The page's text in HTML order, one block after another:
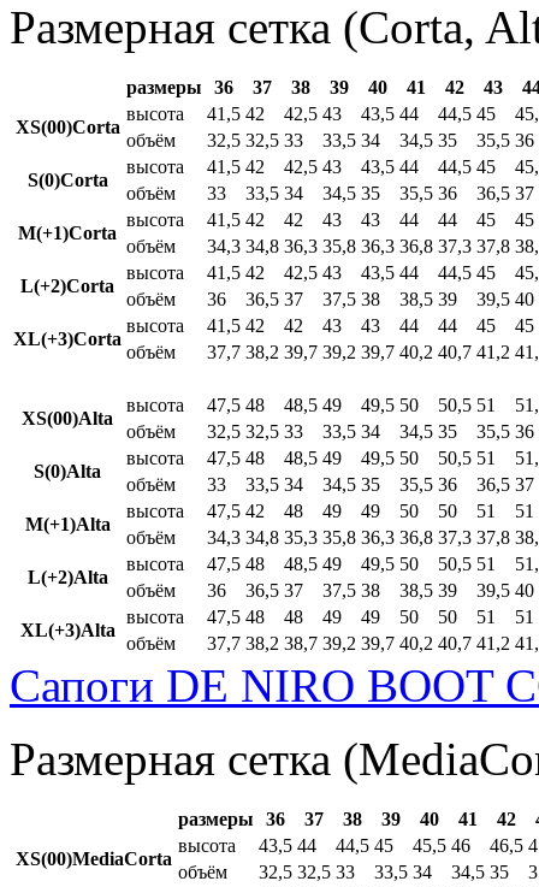
Размерная сетка (Corta,
размеры 36 37 38 39 40 41 42 43
XS(00)Corta
высота 41,5 42 42,5 43 43,5 44 44,5 45
объём
32,5 32,5 33 33,5 34 34,5 35 35,5 36
S(0)Corta
высота 41,5 42 42,5 43 43,5 44 44,5 45
объём
33 33,5 34 34,5 35 35,5 36 36,5 37
M(+1)Corta
высота 41,5 42 42 43 43 44 44 45
45
объём
34,3 34,8 36,3 35,8 36,3 36,8 37,3 37,8
L(+2)Corta
высота 41,5 42 42,5 43 43,5 44 44,5 45
объём
36 36,5 37 37,5 38 38,5 39 39,5 40
XL(+3)Corta
высота 41,5 42 42 43 43 44 44 45
45
объём
37,7 38,2 39,7 39,2 39,7 40,2 40,7 41,2
XS(00)Alta
высота 47,5 48 48,5 49 49,5 50 50,5 51
объём
32,5 32,5 33 33,5 34 34,5 35 35,5 36
S(0)Alta
высота 47,5 48 48,5 49 49,5 50 50,5 51
объём
33 33,5 34 34,5 35 35,5 36 36,5 37
M(+1)Alta
высота 47,5 42 48 49 49 50 50 51
51
объём
34,3 34,8 35,3 35,8 36,3 36,8 37,3 37,8
L(+2)Alta
высота 47,5 48 48,5 49 49,5 50 50,5 51
объём
36 36,5 37 37,5 38 38,5 39 39,5 40
XL(+3)Alta
высота 47,5 48 48 49 49 50 50 51
51
объём
37,7 38,2 38,7 39,2 39,7 40,2 40,7 41,2
Сапоги DE NIRO BOOT
Размерная сетка
размеры 36 37 38 39 40 41 42
XS(00)MediaCorta
высота 43,5 44 44,5 45 45,5 46 46,5
объём
32,5 32,5 33 33,5 34 34,5 35